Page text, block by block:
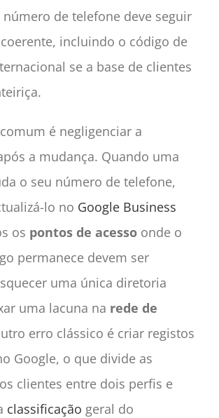
de telefone deve seguir
incluindo o código de
se a base de clientes
é negligenciar a
a mudança. Quando uma
o seu número de telefone,
lo no Google Business
os pontos de acesso onde o
permanece devem ser
uma única diretoria
uma lacuna na rede de
erro clássico é criar registos
Google, o que divide as
clientes entre dois perfis e
classificação geral do